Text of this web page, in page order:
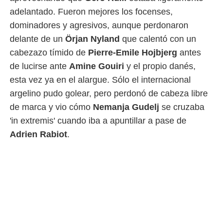
utilizar
crear un
uso de
medir el
de la
adelantado. Fueron mejores los focenses,
dominadores y agresivos, aunque perdonaron
delante de un Örjan Nyland que calentó con un
cabezazo tímido de Pierre-Emile Hojbjerg antes
de lucirse ante Amine Gouiri y el propio danés,
esta vez ya en el alargue. Sólo el internacional
argelino pudo golear, pero perdonó de cabeza libre
de marca y vio cómo Nemanja Gudelj se cruzaba
'in extremis' cuando iba a apuntillar a pase de
Adrien Rabiot.